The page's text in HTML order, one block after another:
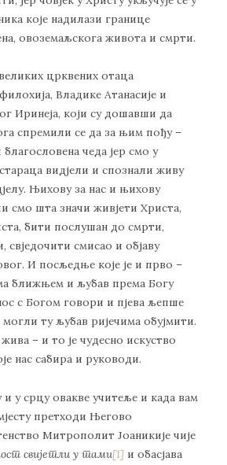
које надилази границе
овоземаљскога живота и смрти.
црквених отаца
Владике Атанасије и
Иринеја, који су дошавши да
спремили се да за њим пођу –
чеда јер смо у
видјели и спознали живу
Њихову за нас и њихову
смо шта значи живјети Христа,
бити послушан до смрти,
свједочити смисао и објаву
И посљедње које је и прво –
ближњем и љубав према Богу
с Богом говори и пјева љепше
ту љубав ријечима обујмити.
– и то је чудесно искуство
нас сабира и руководи.
и у срцу овакве учитеље и када вам
претходи Његово
Митрополит Јоаникије чије
свијетли у тами[1] и обасјава